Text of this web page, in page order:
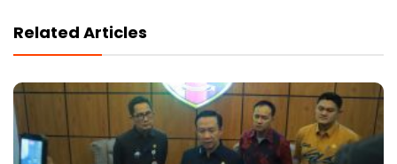
Related Articles